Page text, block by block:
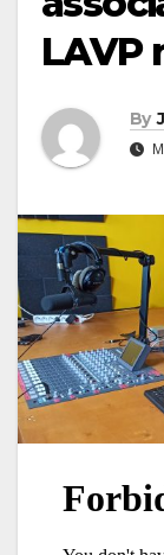
LAVP
By